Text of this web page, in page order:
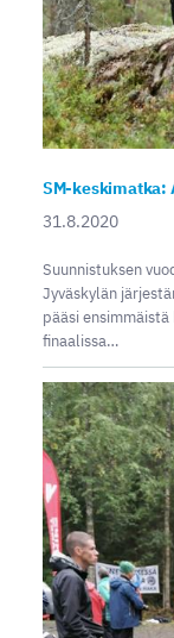
SM-keskimatka:
31.8.2020
Suunnistuksen
Jyväskylän
pääsi
finaalissa…